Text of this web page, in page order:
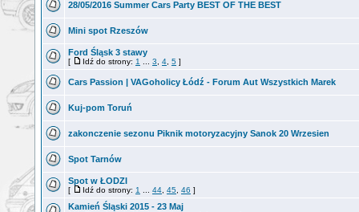
28/05/2016 Summer Cars Party BEST OF THE BEST
Mini spot Rzeszów
Ford Śląsk 3 stawy
[ Idź do strony: 1 3 4 5 ]
Cars Passion | VAGoholicy Łódź - Forum Aut Wszystkich Marek
Kuj-pom Toruń
zakonczenie sezonu Piknik motoryzacyjny Sanok 20 Wrzesien
Spot Tarnów
Spot w ŁODZI
[ Idź do strony: 1 44 45 46 ]
Kamień Śląski 2015 - 23 Maj